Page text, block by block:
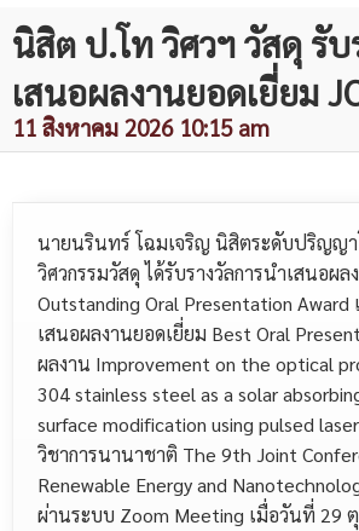
นิสิต ป.โท วิศวฯ วัสดุ รับ
เสนอผลงานยอดเยี่ยม
11 สิงหาคม 2026 10:15 am
นายนรินทร์ โฉมเจริญ นิสิตระดับปริญญา
วิศวกรรมวัสดุ ได้รับรางวัลการนำเสนอผล
Outstanding Oral Presentation Award
เสนอผลงานยอดเยี่ยม Best Oral
ผลงาน Improvement on the optical
304 stainless steel as a solar
surface modification using pulsed
วิชาการนานาชาติ The 9th Joint
Renewable Energy and
ผ่านระบบ Zoom Meeting เมื่อวันที่ 29